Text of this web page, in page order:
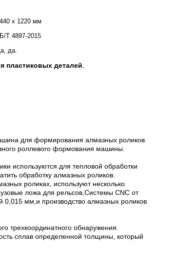
х 1220 мм
Т 4897-2015
да.
пластиковых деталей,
для формирования алмазных роликов
роллевого формования машины.
используются для тепловой обработки
обработку алмазных роликов.
роликах, используют несколько
ложа для рельсов,Системы CNC от
0,015 мм,и производство алмазных роликов
трехкоординатного обнаружения.
сплав определенной толщины, который